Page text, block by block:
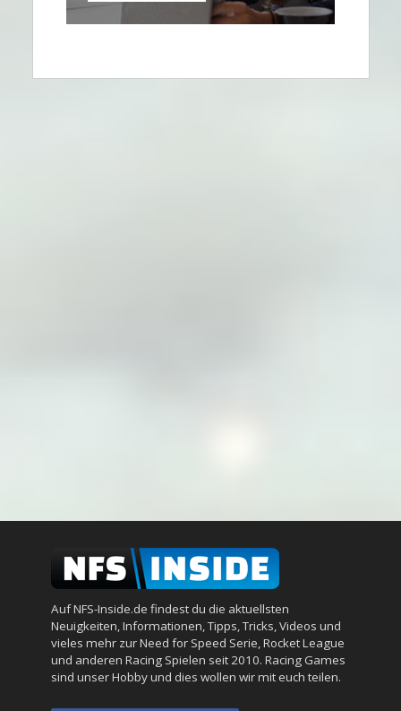
Auf NFS-Inside.de findest du die aktuellsten
Neuigkeiten, Informationen, Tipps, Tricks, Videos und
vieles mehr zur Need for Speed Serie, Rocket League
und anderen Racing Spielen seit 2010. Racing Games
sind unser Hobby und dies wollen wir mit euch teilen.